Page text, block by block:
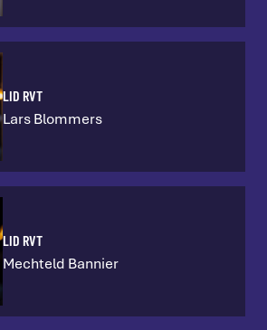
LID RVT
Lars Blommers
LID RVT
Mechteld Bannier